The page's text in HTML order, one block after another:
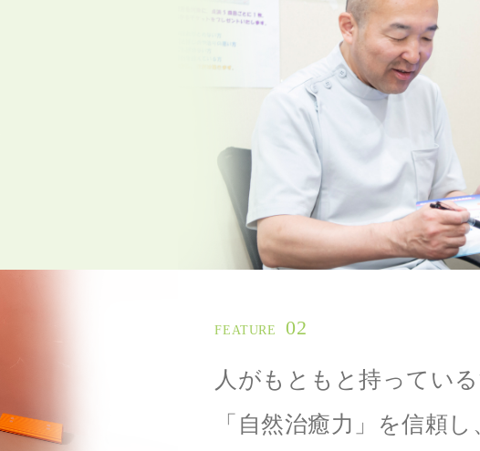
FEATURE 02
人がもともと持ってい
「自然治癒力」を信頼